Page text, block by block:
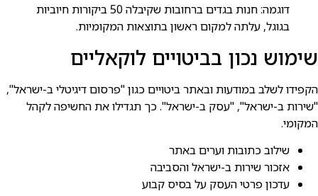
דוגמה: חנות בגדים ברחובות שקיבלה 50 ביקורות חיוביות
בגוגל, עלתה למקום ראשון בתוצאות המקומיות.
שימוש נכון בביטויים לוקאליים
הקפידו לשלב במודעות ובאתר ביטויים כגון "פרסום דיגיטלי ב-ישראל",
"שירות ב-ישראל", "עסק ב-ישראל". כך תגדילו את החשיפה לקהל
המקומי.
שילוב כתובות וערים באתר
אזכור שירות ב-ישראל והסביבה
עדכון פרטי העסק על בסיס קבוע